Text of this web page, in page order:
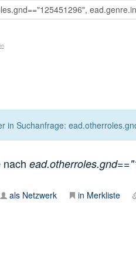
in Suchanfrage:
nach
als Netzwerk in Merkliste